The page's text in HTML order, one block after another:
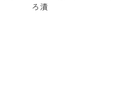
ろ漬